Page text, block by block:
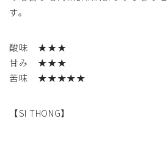
す。
酸味 ★★★
甘み ★★★
苦味 ★★★★★
【SI THONG】